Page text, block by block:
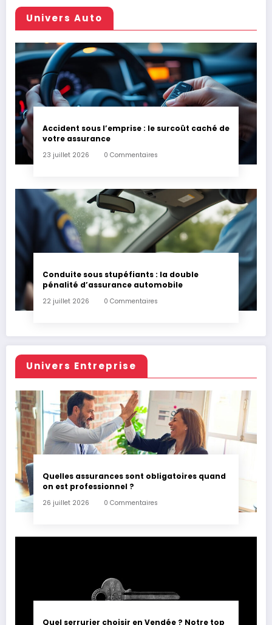
Univers Auto
Accident sous l’emprise : le surcoût caché de
votre assurance
23 juillet 2026 0 Commentaires
Conduite sous stupéfiants : la double
pénalité d’assurance automobile
22 juillet 2026 0 Commentaires
Univers Entreprise
Quelles assurances sont obligatoires quand
on est professionnel ?
26 juillet 2026 0 Commentaires
Quel serrurier choisir en Vendée ? Notre top